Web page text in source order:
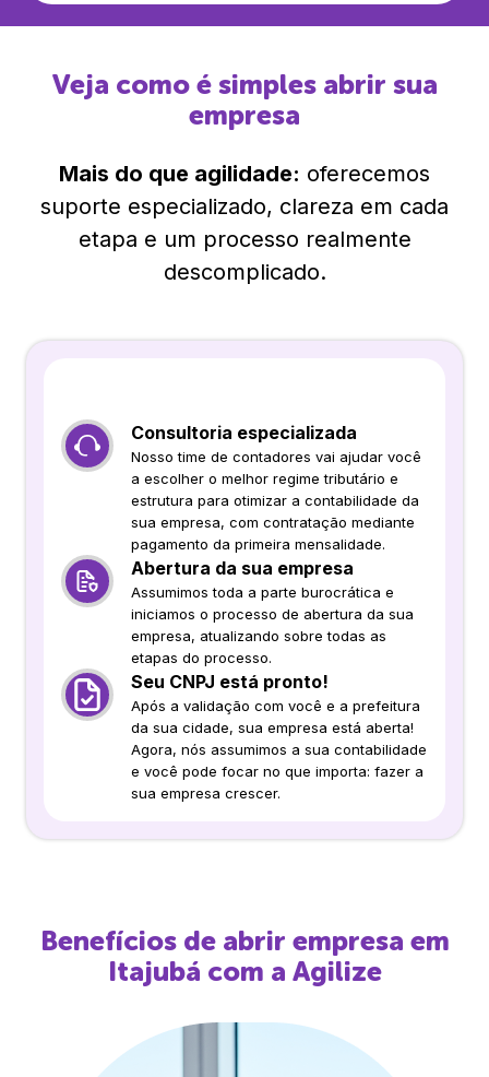
Veja como é simples abrir sua
empresa
Mais do que agilidade: oferecemos
suporte especializado, clareza em cada
etapa e um processo realmente
descomplicado.
Consultoria especializada
Nosso time de contadores vai ajudar você
a escolher o melhor regime tributário e
estrutura para otimizar a contabilidade da
sua empresa, com contratação mediante
pagamento da primeira mensalidade.
Abertura da sua empresa
Assumimos toda a parte burocrática e
iniciamos o processo de abertura da sua
empresa, atualizando sobre todas as
etapas do processo.
Seu CNPJ está pronto!
Após a validação com você e a prefeitura
da sua cidade, sua empresa está aberta!
Agora, nós assumimos a sua contabilidade
e você pode focar no que importa: fazer a
sua empresa crescer.
Benefícios de abrir empresa em
Itajubá com a Agilize